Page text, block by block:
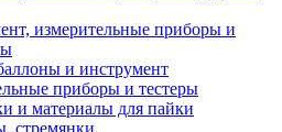
измерительные приборы и
и инструмент
приборы и тестеры
и материалы для пайки
стремянки